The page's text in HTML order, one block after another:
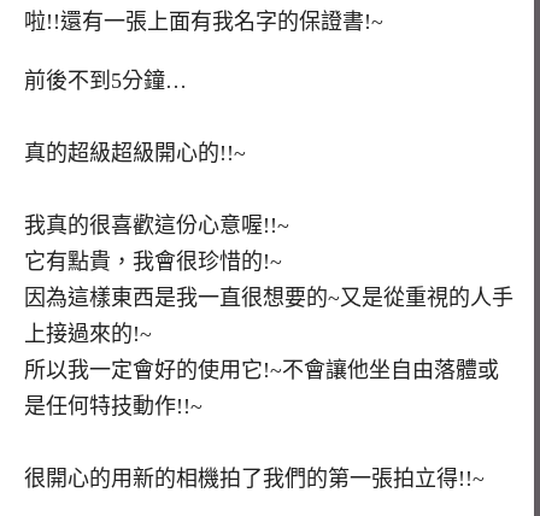
啦!!還有一張上面有我名字的保證書!~
前後不到5分鐘…
真的超級超級開心的!!~
我真的很喜歡這份心意喔!!~
它有點貴，我會很珍惜的!~
因為這樣東西是我一直很想要的~又是從重視的人手
上接過來的!~
所以我一定會好的使用它!~不會讓他坐自由落體或
是任何特技動作!!~
很開心的用新的相機拍了我們的第一張拍立得!!~